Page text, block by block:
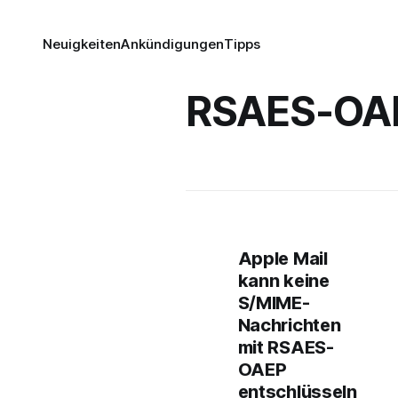
NeuigkeitenAnkündigungenTipps
RSAES-
Apple Mail
kann keine
S/MIME-
Nachrichten
mit RSAES-
OAEP
entschlüsseln